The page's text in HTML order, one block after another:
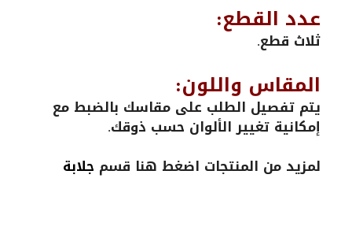
عدد القطع:
ثلاث قطع.
المقاس واللون:
يتم تفصيل الطلب على مقاسك بالضبط مع
إمكانية تغيير الألوان حسب ذوقك.
لمزيد من المنتجات اضغط هنا قسم جلابة